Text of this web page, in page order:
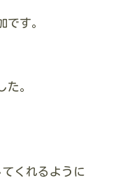
す。
た。
くれるように